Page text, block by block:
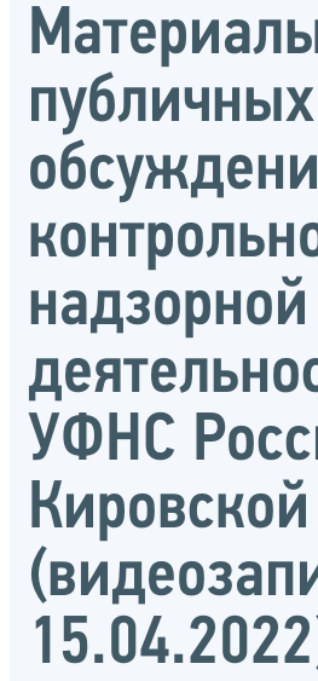
публичных
надзорной
УФНС